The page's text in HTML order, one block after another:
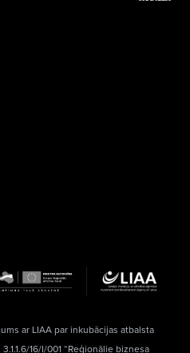
ar LIAA par inkubācijas atbalsta
16/I/001 “Reģionālie biznesa